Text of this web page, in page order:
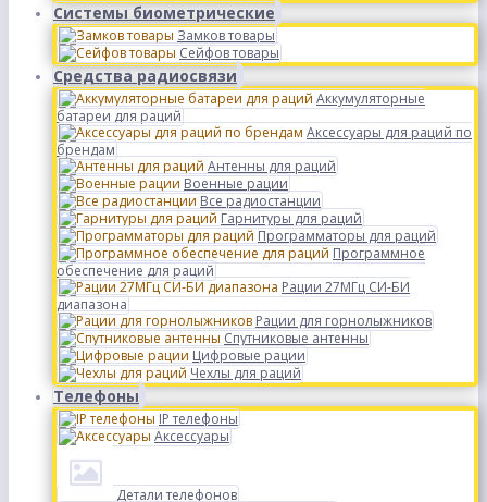
Системы биометрические
Замков товары
Сейфов товары
Средства радиосвязи
Аккумуляторные
батареи для раций
Аксессуары для раций по
брендам
Антенны для раций
Военные рации
Все радиостанции
Гарнитуры для раций
Программаторы для раций
Программное
обеспечение для раций
Рации 27МГц СИ-БИ
диапазона
Рации для горнолыжников
Спутниковые антенны
Цифровые рации
Чехлы для раций
Телефоны
IP телефоны
Аксессуары
Детали телефонов